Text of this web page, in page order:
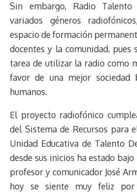
d
L
i
n
k
s
A
p
b
o
k
o
d
n
k
Sin embargo, Radio
variados géneros
espacio de formación
docentes y la comunidad, pues
tarea de utilizar la radio como
favor de una mejor sociedad
humanos.
El proyecto radiofónico
del Sistema de Recursos para
Unidad Educativa de Talento
desde sus inicios ha estado
profesor y comunicador José
hoy se siente muy feliz por